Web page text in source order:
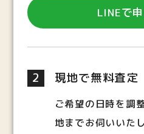
LINEで
2 現地で無料査定
ご希望の日時を調
地までお伺いいた